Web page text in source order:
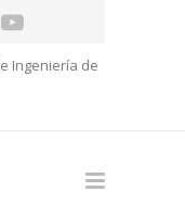
Ingeniería de